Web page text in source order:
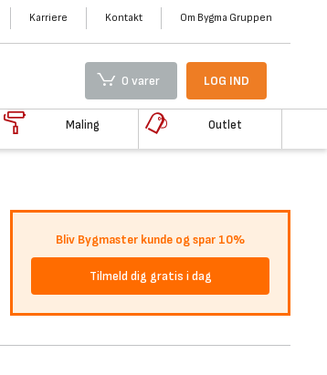
Karriere Kontakt Om Bygma Gruppen
0 varer LOG IND
Maling Outlet
Bliv Bygmaster kunde og spar 10%
Tilmeld dig gratis i dag